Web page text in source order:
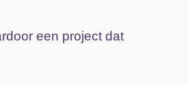
een project dat